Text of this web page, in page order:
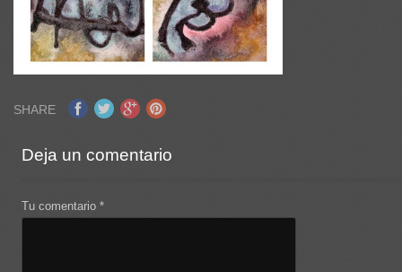
SHARE
Deja un comentario
Tu comentario*